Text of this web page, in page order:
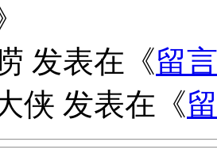
发表在《留
侠 发表在《